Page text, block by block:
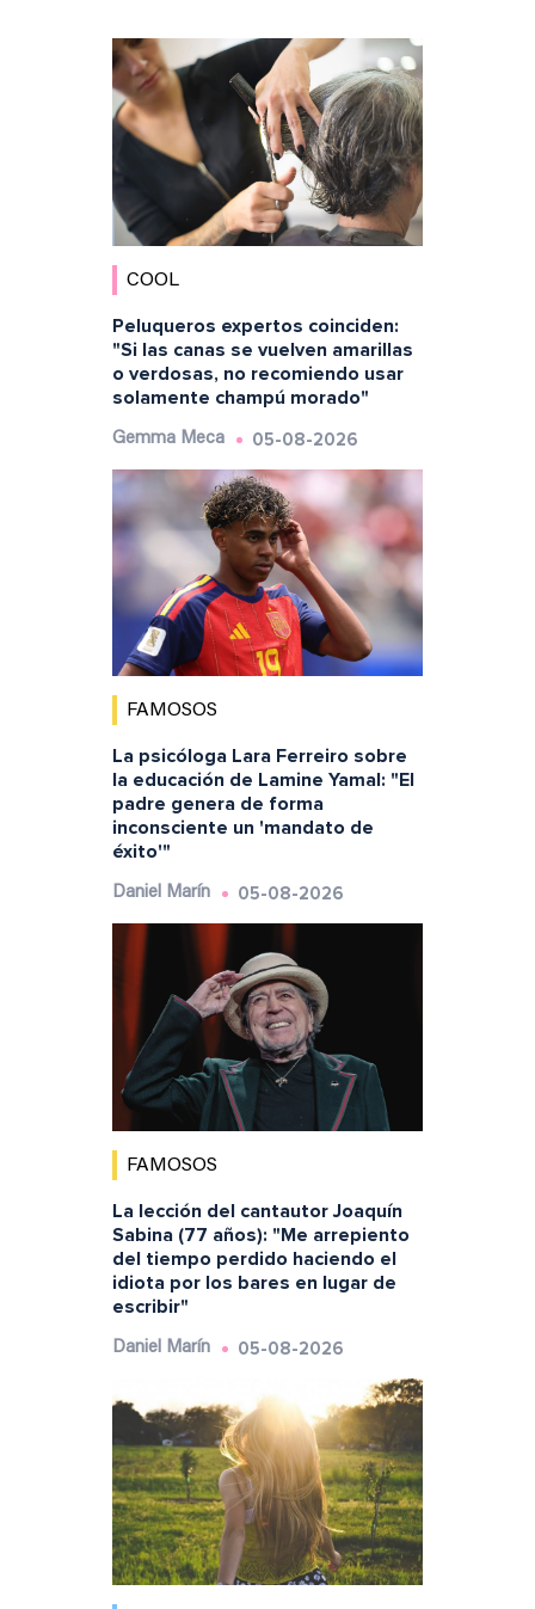
COOL
Peluqueros expertos coinciden:
"Si las canas se vuelven amarillas
o verdosas, no recomiendo usar
solamente champú morado"
Gemma Meca 05-08-2026
FAMOSOS
La psicóloga Lara Ferreiro sobre
la educación de Lamine Yamal: "El
padre genera de forma
inconsciente un 'mandato de
éxito'"
Daniel Marín 05-08-2026
FAMOSOS
La lección del cantautor Joaquín
Sabina (77 años): "Me arrepiento
del tiempo perdido haciendo el
idiota por los bares en lugar de
escribir"
Daniel Marín 05-08-2026